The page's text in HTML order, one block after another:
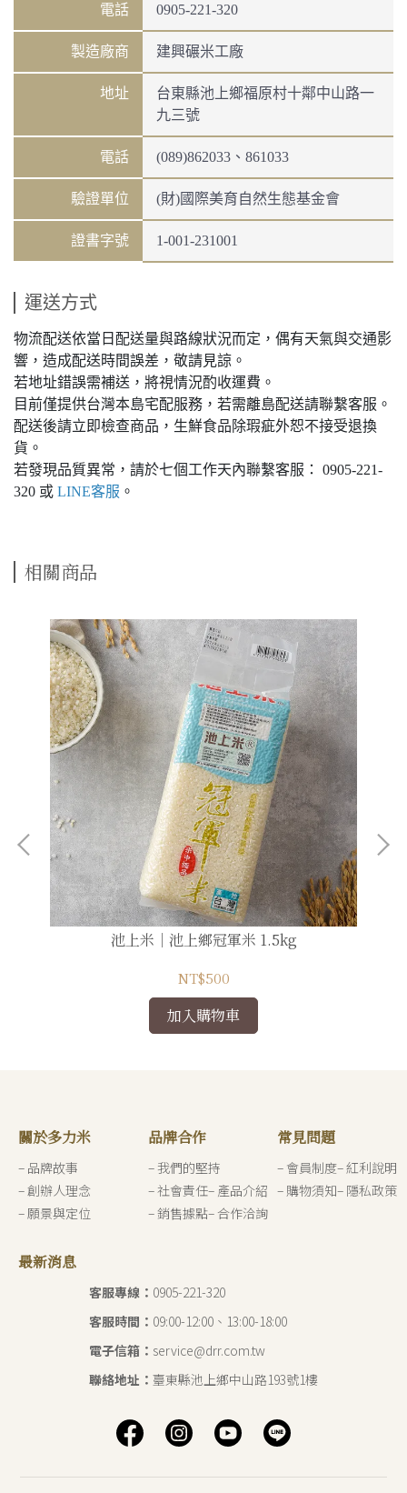
電話 0905-221-320
製造廠商 建興碾米工廠
地址
台東縣池上鄉福原村十鄰中山路一
九三號
電話 (089)862033、861033
驗證單位 (財)國際美育自然生態基金會
證書字號 1-001-231001
運送方式
物流配送依當日配送量與路線狀況而定，偶有天氣與交通影
響，造成配送時間誤差，敬請見諒。
若地址錯誤需補送，將視情況酌收運費。
目前僅提供台灣本島宅配服務，若需離島配送請聯繫客服。
配送後請立即檢查商品，生鮮食品除瑕疵外恕不接受退換
貨。
若發現品質異常，請於七個工作天內聯繫客服： 0905-221-
320 或 LINE客服 。
相關商品
池上米｜池上鄉冠軍米 1.5kg
NT$500
加入購物車
關於多力米
– 品牌故事
– 創辦人理念
– 願景與定位
最新消息
品牌合作
– 我們的堅持
– 社會責任– 產品介紹
– 銷售據點– 合作洽詢
常見問題
– 會員制度– 紅利說明
– 購物須知– 隱私政策
客服專線： ‭0905-221-320‬
客服時間： 09:00-12:00、13:00-18:00
電子信箱： service@drr.com.tw
聯絡地址： 臺東縣池上鄉中山路193號1樓